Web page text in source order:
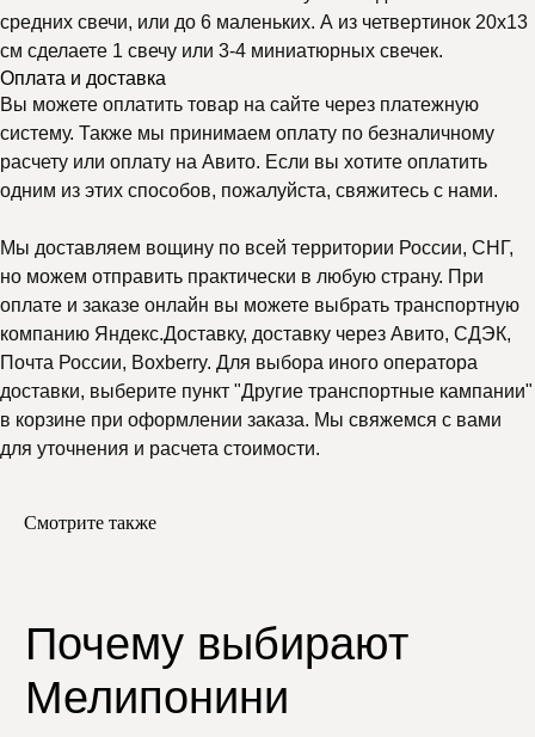
средних свечи, или до 6 маленьких. А из четвертинок 20х13
см сделаете 1 свечу или 3-4 миниатюрных свечек.
Оплата и доставка
Вы можете оплатить товар на сайте через платежную
систему. Также мы принимаем оплату по безналичному
расчету или оплату на Авито. Если вы хотите оплатить
одним из этих способов, пожалуйста, свяжитесь с нами.
Мы доставляем вощину по всей территории России, СНГ,
но можем отправить практически в любую страну. При
оплате и заказе онлайн вы можете выбрать транспортную
компанию Яндекс.Доставку, доставку через Авито, СДЭК,
Почта России, Boxberry. Для выбора иного оператора
доставки, выберите пункт "Другие транспортные кампании"
в корзине при оформлении заказа. Мы свяжемся с вами
для уточнения и расчета стоимости.
Смотрите также
Отзывы
и узнавайте первыми
о скидках и новинках